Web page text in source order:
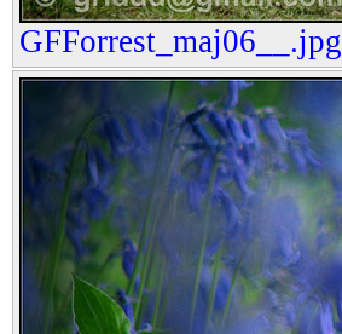
GFForrest_maj06__.jpg